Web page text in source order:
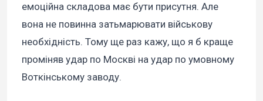
емоційна складова має бути присутня. Але
вона не повинна затьмарювати військову
необхідність. Тому ще раз кажу, що я б краще
проміняв удар по Москві на удар по умовному
Воткінському заводу.